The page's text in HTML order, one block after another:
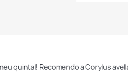
quintal! Recomendo a Corylus